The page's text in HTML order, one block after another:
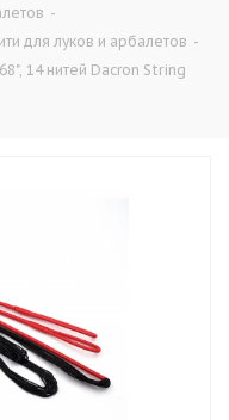
-
для луков и арбалетов -
14 нитей Dacron String